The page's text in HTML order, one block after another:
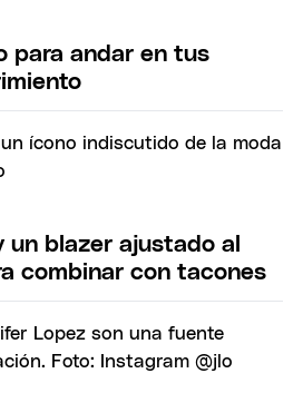
para andar en tus
un blazer ajustado al
combinar con tacones